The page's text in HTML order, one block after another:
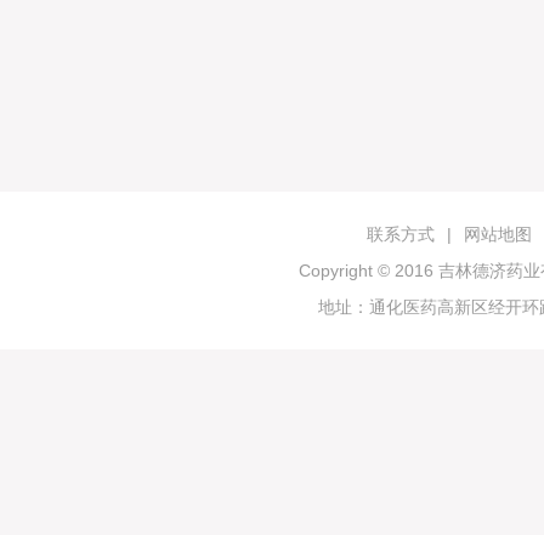
联系方式 |
网站地图
Copyright © 2016 吉林德济药
地址：通化医药高新区经开